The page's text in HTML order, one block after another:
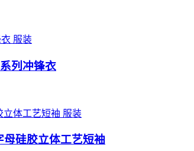
服装
列冲锋衣
服装
硅胶立体工艺短袖